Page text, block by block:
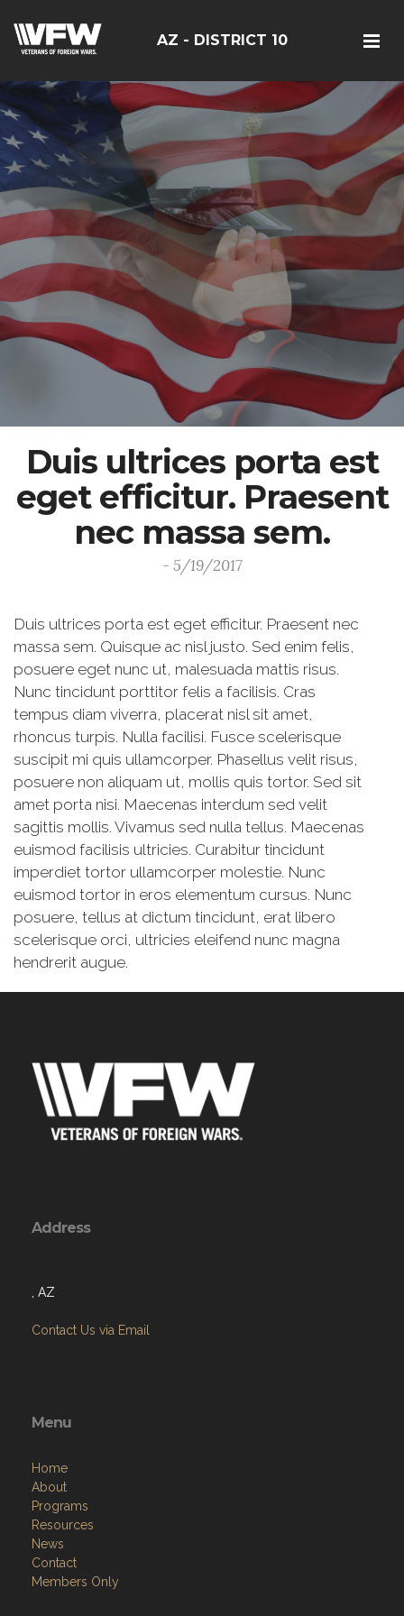
AZ - DISTRICT 10
Duis ultrices porta est
eget efficitur. Praesent
nec massa sem.
- 5/19/2017
Duis ultrices porta est eget efficitur. Praesent nec
massa sem. Quisque ac nisl justo. Sed enim felis,
posuere eget nunc ut, malesuada mattis risus.
Nunc tincidunt porttitor felis a facilisis. Cras
tempus diam viverra, placerat nisl sit amet,
rhoncus turpis. Nulla facilisi. Fusce scelerisque
suscipit mi quis ullamcorper. Phasellus velit risus,
posuere non aliquam ut, mollis quis tortor. Sed sit
amet porta nisi. Maecenas interdum sed velit
sagittis mollis. Vivamus sed nulla tellus. Maecenas
euismod facilisis ultricies. Curabitur tincidunt
imperdiet tortor ullamcorper molestie. Nunc
euismod tortor in eros elementum cursus. Nunc
posuere, tellus at dictum tincidunt, erat libero
scelerisque orci, ultricies eleifend nunc magna
hendrerit augue.
Address
, AZ
Contact Us via Email
Menu
Home
About
Programs
Resources
News
Contact
Members Only